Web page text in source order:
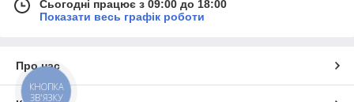
Сьогодні працює з 09:00 до 18:00
Показати весь графік роботи
Про нас
КНОПКА
ЗВ'ЯЗКУ